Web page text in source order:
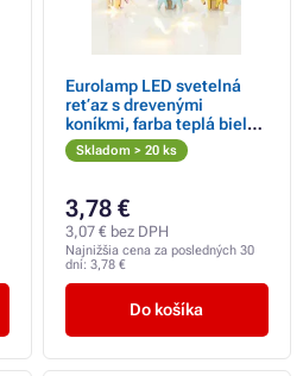
Eurolamp LED svetelná
reťaz s drevenými
koníkmi, farba teplá biela,
20 diód
Skladom > 20 ks
3,78 €
3,07 € bez DPH
Najnižšia cena za posledných 30
dní: 3,78 €
Do košíka